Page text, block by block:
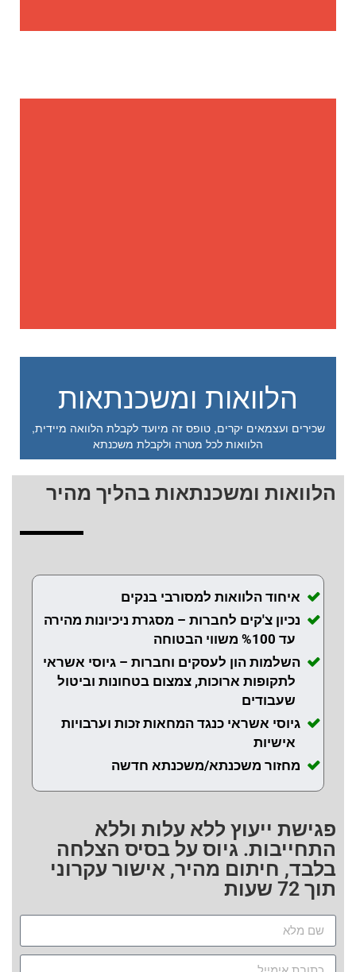
הלוואות ומשכנתאות
שכירים ועצמאים יקרים, טופס זה מיועד לקבלת הלוואה מיידית,
הלוואות לכל מטרה ולקבלת משכנתא
הלוואות ומשכנתאות בהליך מהיר
איחוד הלוואות למסורבי בנקים
נכיון צ'קים לחברות – מסגרת ניכיונות מהירה
עד %100 משווי הבטוחה
השלמות הון לעסקים וחברות – גיוסי אשראי
לתקופות ארוכות, צמצום בטחונות וביטול
שעבודים
גיוסי אשראי כנגד המחאות זכות וערבויות
אישיות
מחזור משכנתא/משכנתא חדשה
פגישת ייעוץ ללא עלות וללא
התחייבות. גיוס על בסיס הצלחה
בלבד, חיתום מהיר, אישור עקרוני
תוך 72 שעות